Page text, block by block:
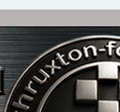
Bonneville